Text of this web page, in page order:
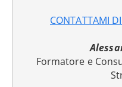
CONTATTAMI
Formatore e